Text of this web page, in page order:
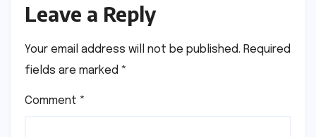
Leave a Reply
Your email address will not be published. Required
fields are marked *
Comment *